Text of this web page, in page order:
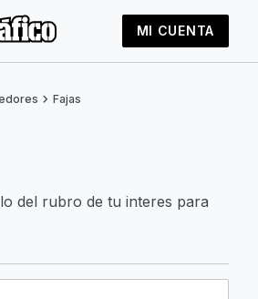
MI CUENTA
chevron_right Fajas
del rubro de tu interes para